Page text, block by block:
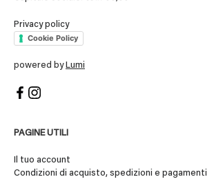
Privacy policy
Cookie Policy
powered by Lumi
PAGINE UTILI
Il tuo account
Condizioni di acquisto, spedizioni e pagamenti